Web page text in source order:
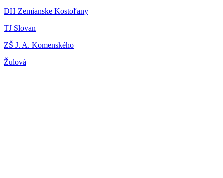
DH Zemianske Kostoľany
TJ Slovan
ZŠ J. A. Komenského
Žulová